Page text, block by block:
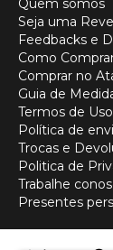
Quem somos
Seja uma
Feedbacks e
Como
Comprar no
Guia de
Termos de Uso
Política de
Trocas e
Politica de
Trabalhe
Presentes